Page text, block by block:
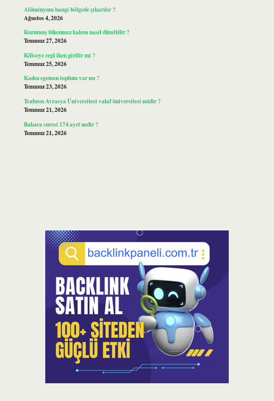
Alüminyum hangi bölgede çıkarılır ?
Ağustos 4, 2026
Kurumuş tükenmez kalem nasıl düzeltilir ?
Temmuz 27, 2026
Kiliseye regl iken girilir mi ?
Temmuz 25, 2026
Kadın egemen toplum var mı ?
Temmuz 23, 2026
Trabzon Avrasya Üniversitesi vakıf üniversitesi midir ?
Temmuz 21, 2026
Bakara suresi 174 ayet nedir ?
Temmuz 21, 2026